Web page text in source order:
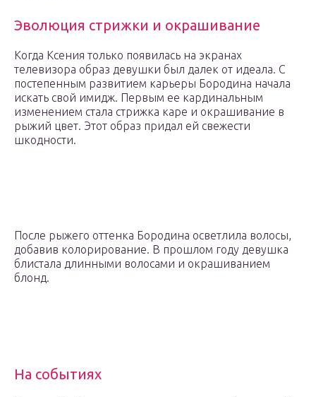
Эволюция стрижки и окрашивание
Когда Ксения только появилась на экранах
телевизора образ девушки был далек от идеала. С
постепенным развитием карьеры Бородина начала
искать свой имидж. Первым ее кардинальным
изменением стала стрижка каре и окрашивание в
рыжий цвет. Этот образ придал ей свежести
шкодности.
После рыжего оттенка Бородина осветлила волосы,
добавив колорирование. В прошлом году девушка
блистала длинными волосами и окрашиванием
блонд.
На событиях